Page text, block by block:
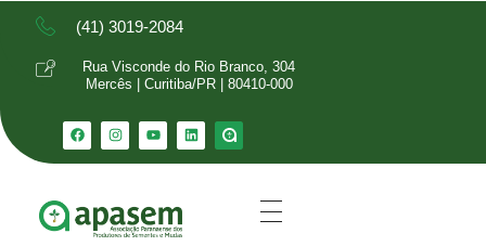
(41) 3019-2084
Rua Visconde do Rio Branco, 304
Mercês | Curitiba/PR | 80410-000